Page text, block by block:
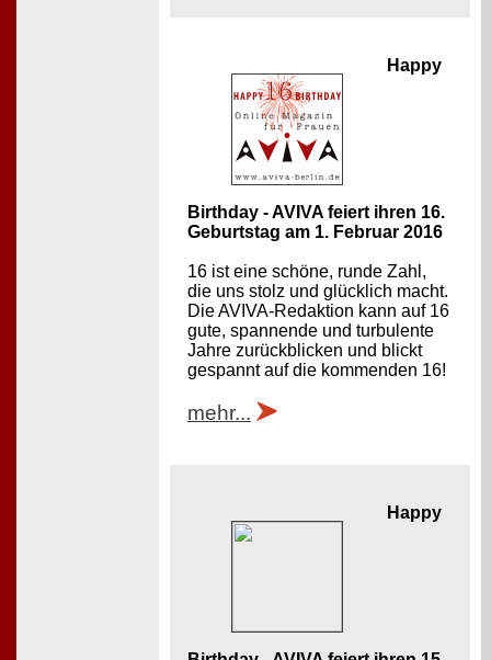
Happy
Birthday - AVIVA feiert ihren 16.
Geburtstag am 1. Februar 2016
16 ist eine schöne, runde Zahl,
die uns stolz und glücklich macht.
Die AVIVA-Redaktion kann auf 16
gute, spannende und turbulente
Jahre zurückblicken und blickt
gespannt auf die kommenden 16!
mehr...
Happy